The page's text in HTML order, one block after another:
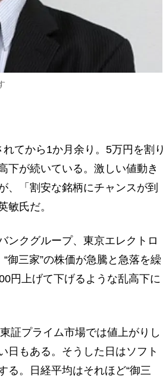
てから1か月余り。5万円を割り
下が続いている。激しい値動き
、「割安な銘柄にチャンスが到
敏氏だ。
ンクグループ、東京エレクトロ
御三家”の株価が急騰と急落を繰
円上げて下げるような乱高下に
証プライム市場では値上がりし
日もある。そうした日はソフト
る。日経平均はそれほど“御三